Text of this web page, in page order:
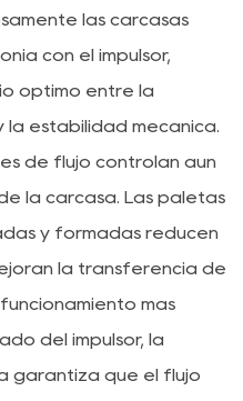
las carcasas
con el impulsor,
óptimo entre la
estabilidad mecánica.
de flujo controlan aún
la carcasa. Las paletas
y formadas reducen
la transferencia de
más
del impulsor, la
garantiza que el flujo